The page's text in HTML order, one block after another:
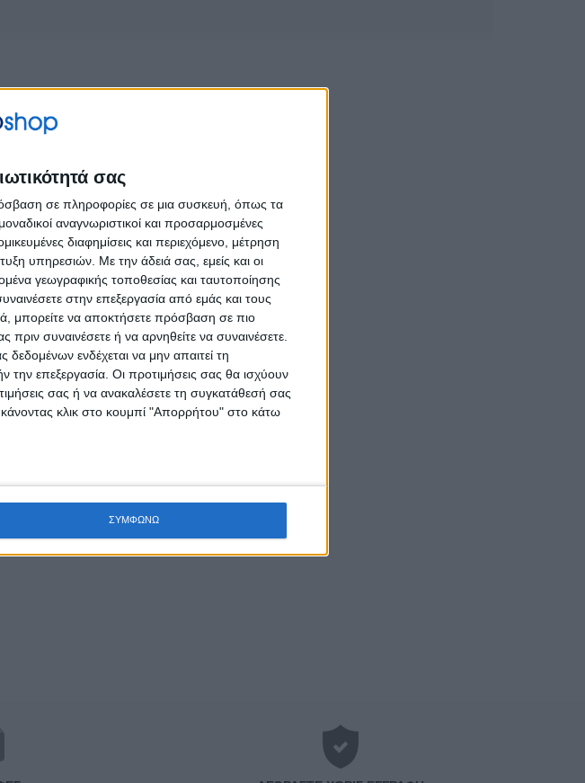
σας
σε πληροφορίες σε μια συσκευή, όπως τα
αναγνωριστικοί και προσαρμοσμένες
διαφημίσεις και περιεχόμενο, μέτρηση
υπηρεσιών. Με την άδειά σας, εμείς και οι
γεωγραφικής τοποθεσίας και ταυτοποίησης
στην επεξεργασία από εμάς και τους
μπορείτε να αποκτήσετε πρόσβαση σε πιο
πριν συναινέσετε ή να αρνηθείτε να συναινέσετε.
ενδέχεται να μην απαιτεί τη
την επεξεργασία. Οι προτιμήσεις σας θα ισχύουν
σας ή να ανακαλέσετε τη συγκατάθεσή σας
κλικ στο κουμπί "Απορρήτου" στο κάτω
ΣΥΜΦΩΝΩ